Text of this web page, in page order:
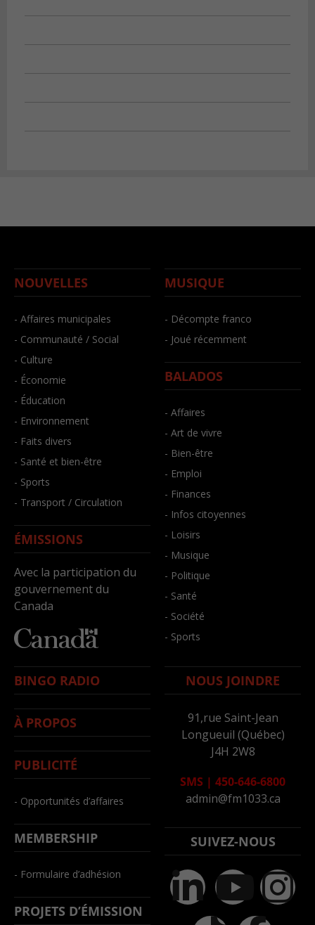
NOUVELLES
- Affaires municipales
- Communauté / Social
- Culture
- Économie
- Éducation
- Environnement
- Faits divers
- Santé et bien-être
- Sports
- Transport / Circulation
ÉMISSIONS
Avec la participation du
gouvernement du
Canada
MUSIQUE
- Décompte franco
- Joué récemment
BALADOS
- Affaires
- Art de vivre
- Bien-être
- Emploi
- Finances
- Infos citoyennes
- Loisirs
- Musique
- Politique
- Santé
- Société
- Sports
BINGO RADIO
À PROPOS
PUBLICITÉ
- Opportunités d’affaires
MEMBERSHIP
- Formulaire d’adhésion
PROJETS D’ÉMISSION
NOUS JOINDRE
91,rue Saint-Jean
Longueuil (Québec)
J4H 2W8
SMS | 450-646-6800
admin@fm1033.ca
SUIVEZ-NOUS